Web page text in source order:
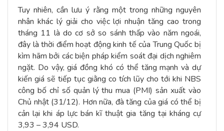
Tuy nhiên, cần lưu ý rằng một trong những nguyên
nhân khác lý giải cho việc lợi nhuận tăng cao trong
tháng 11 là do cơ sở so sánh thấp vào năm ngoái,
đây là thời điểm hoạt động kinh tế của Trung Quốc bị
kìm hãm bởi các biện pháp kiểm soát đại dịch nghiêm
ngặt. Do vậy, giá đồng khó có thể tăng mạnh và dự
kiến giá sẽ tiếp tục giằng co tích lũy cho tới khi NBS
công bố chỉ số quản lý thu mua (PMI) sản xuất vào
Chủ nhật (31/12). Hơn nữa, đà tăng của giá có thể bị
cản lại khi áp lực bán kĩ thuật gia tăng tại kháng cự
3,93 – 3,94 USD.